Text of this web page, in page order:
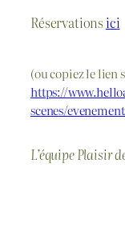
Réservationsici
(ou copiez le lien
https://
scenes/
L’équipe Plaisir